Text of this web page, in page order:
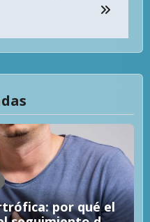
por qué el